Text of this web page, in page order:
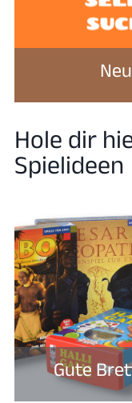
Hole dir
Spielideen
Gute